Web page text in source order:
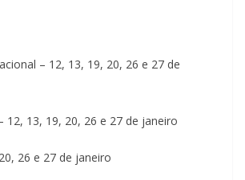
– 12, 13, 19, 20, 26 e 27 de
12, 13, 19, 20, 26 e 27 de janeiro
26 e 27 de janeiro